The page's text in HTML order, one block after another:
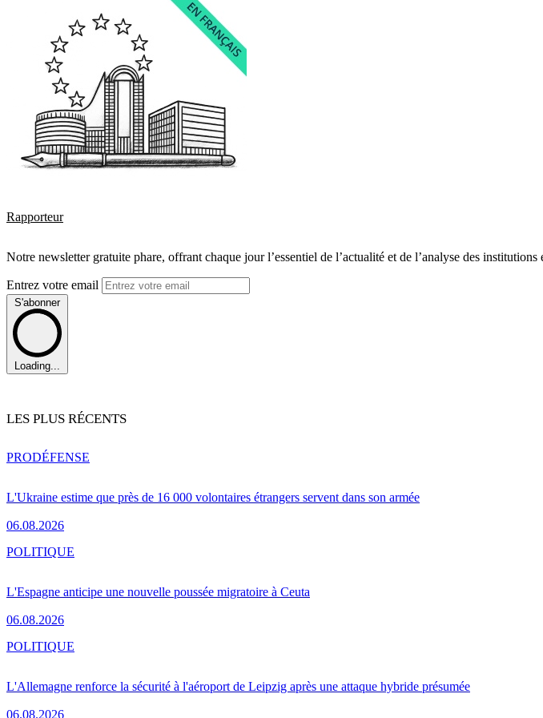
Rapporteur
Notre newsletter gratuite phare, offrant chaque jour l’essentiel de l’actualité et de l’analyse des
Entrez votre email
S'abonner
Loading...
LES PLUS RÉCENTS
L'Ukraine estime que près de 16 000 volontaires étrangers servent dans son armée
06.08.2026
PRODÉFENSE
L'Espagne anticipe une nouvelle poussée migratoire à Ceuta
06.08.2026
POLITIQUE
L'Allemagne renforce la sécurité à l'aéroport de Leipzig après une attaque hybride présumée
06.08.2026
POLITIQUE